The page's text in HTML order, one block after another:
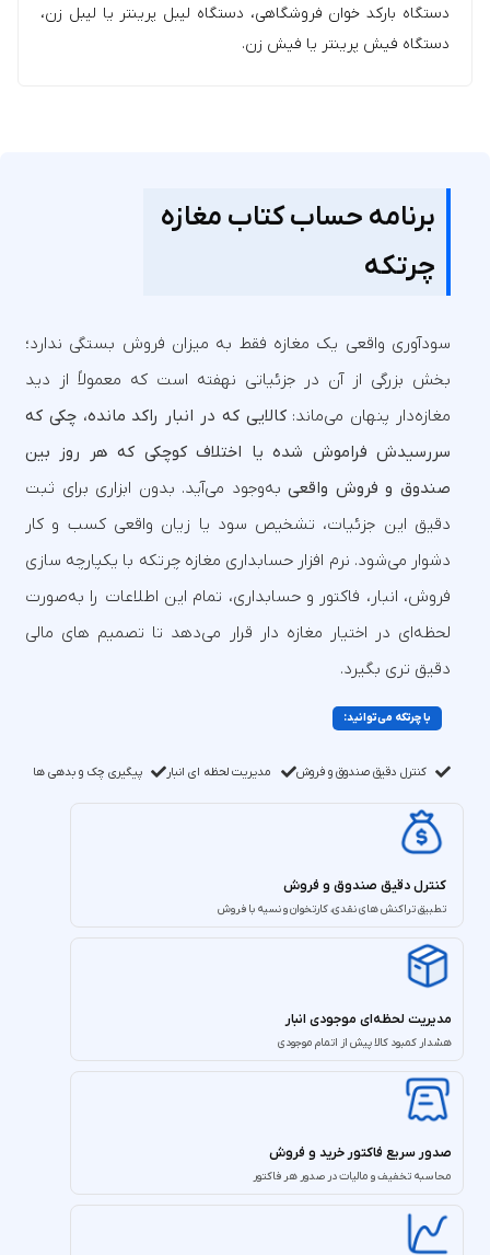
دستگاه بارکد خوان فروشگاهی، دستگاه لیبل پرینتر یا لیبل زن،
دستگاه فیش پرینتر یا فیش زن.
برنامه حساب کتاب مغازه
چرتکه
سودآوری واقعی یک مغازه فقط به میزان فروش بستگی ندارد؛
بخش بزرگی از آن در جزئیاتی نهفته است که معمولاً از دید
مغازه‌دار پنهان می‌ماند:‎ کالایی که در انبار راکد مانده، چکی که
سررسیدش فراموش شده یا اختلاف کوچکی که هر روز بین
صندوق و فروش واقعی
به‌وجود می‌آید.‎ بدون ابزاری برای ثبت
دقیق این جزئیات، تشخیص سود یا زیان واقعی کسب‌ و کار
دشوار می‌شود.‎ نرم‌ افزار حسابداری مغازه چرتکه با یکپارچه‌ سازی
فروش، انبار، فاکتور و حسابداری، تمام این اطلاعات را به‌صورت
لحظه‌ای در اختیار مغازه‌ دار قرار می‌دهد تا تصمیم‌ های مالی
دقیق‌ تری بگیرد.‎
با چرتکه می‌توانید:‎
کنترل دقیق صندوق و فروش مدیریت لحظه ای انبار پیگیری چک و بدهی ها
کنترل دقیق صندوق و فروش
تطبیق تراکنش‌ های نقدی، کارتخوان و نسیه با فروش
مدیریت لحظه‌ای موجودی انبار
هشدار کمبود کالا پیش از اتمام موجودی
صدور سریع فاکتور خرید و فروش
محاسبه تخفیف و مالیات در صدور هر فاکتور